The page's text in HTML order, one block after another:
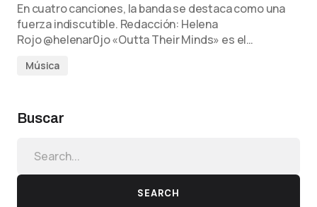
En cuatro canciones, la banda se destaca como una
fuerza indiscutible. Redacción: Helena
Rojo @helenar0jo «Outta Their Minds» es el…
Música
Buscar
SEARCH